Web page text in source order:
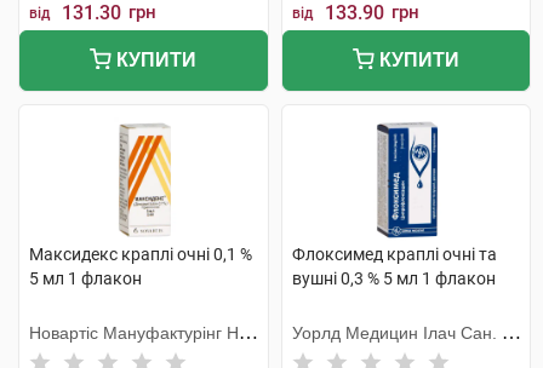
від 131.30 грн
КУПИТИ
від 133.90 грн
КУПИТИ
Максидекс краплі очні 0,1 %
5 мл 1 флакон
Новартіс Мануфактурінг НВ,
Бельгія
Флоксимед краплі очні та
вушні 0,3 % 5 мл 1 флакон
Уорлд Медицин Ілач Сан. Ве
Тідж